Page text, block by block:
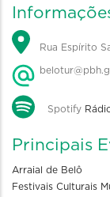
Rua Espírito
Spotify
Principais
Arraial de Belô
Festivais Culturais